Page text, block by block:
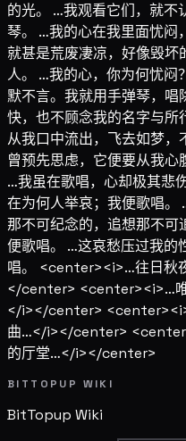
的光。 …我观看它们，就不
琴。 …我的心在我里面忧闷
就甚是荒废凄凉，好像毁坏
人。 …我的心，你为何忧闷
默不言。我就用手弹琴，唱
快，也不顾念我的名字与
从我口中流出，飞去如梦，
曾预先思虑，它便要从我心
…我虽在歌唱，心却极其悲
在为何人举哀；我便歌唱
那不可纪念的，追想那不可
便歌唱。 …这哀愁压过我的
唱。 <center><i>…往日秋
</center> <center><i>…
</i></center>
曲…</i></center>
的厅堂…</i></center>
BITTOPUP WIKI
BitTopup Wiki